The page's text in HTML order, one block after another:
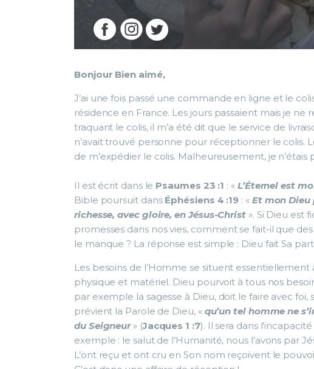
Bonjour Bien aimé,
J’ai une fois passé une commande en ligne et le
résidence en France. Les jours passaient mais je ne
traquant le colis, il m’a été dit que le service de
n’avait trouvé personne pour réceptionner le colis.
de m’expédier le colis. Malheureusement, je
Il est écrit dans le Psaumes 23 :1 : « L’Éternel est
Bible poursuit dans Éphésiens 4 :19 : « Et mon Dieu
richesse, avec gloire, en Jésus-Christ». Si Dieu est
promesses dans nos vies, comment se fait-il que
le manque ? La réponse est simple : Dieu fait Sa
Les besoins de l’Homme se situent
physique et matériel. Dieu pourvoit à tous nos
par exemple la sagesse à Dieu, doit le faire avec foi,
prévient la Parole de Dieu, « qu’un tel homme ne
du Seigneur» (Jacques 1 :7). Il sera dans
exemple : le salut de l’Humanité, nous l’avons par
L’ont reçu et ont cru en Son nom reçoivent le